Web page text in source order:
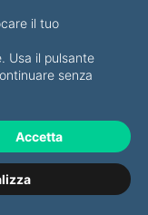
Patrimoniale
giuridici
il tuo
Usa il pulsante
senza
Accetta